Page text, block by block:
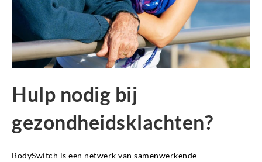
Hulp nodig bij
gezondheidsklachten?
BodySwitch is een netwerk van samenwerkende